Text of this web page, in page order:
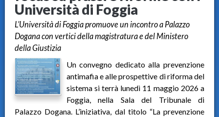
Università di Foggia
L’Università di Foggia promuove un incontro a Palazzo
Dogana con vertici della magistratura e del Ministero
della Giustizia
Un convegno dedicato alla prevenzione
antimafia e alle prospettive di riforma del
sistema si terrà lunedì 11 maggio 2026 a
Foggia, nella Sala del Tribunale di
Palazzo Dogana. L’iniziativa, dal titolo “La prevenzione